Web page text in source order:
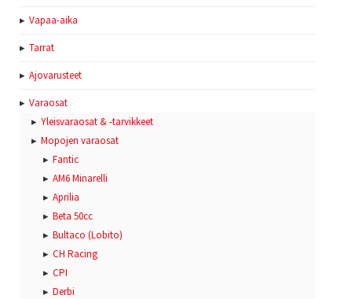
Vapaa-aika
Tarrat
Ajovarusteet
Varaosat
Yleisvaraosat & -tarvikkeet
Mopojen varaosat
Fantic
AM6 Minarelli
Aprilia
Beta 50cc
Bultaco (Lobito)
CH Racing
CPI
Derbi